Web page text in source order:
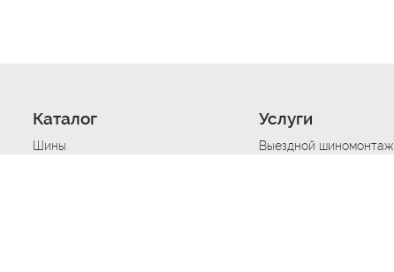
Каталог
Шины
Услуги
Выездной шиномонтаж